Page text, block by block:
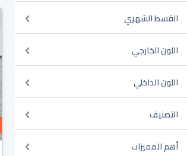
القسط الشهري
اللون الخارجي
اللون الداخلي
التصنيف
أهم المميزات